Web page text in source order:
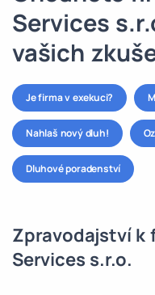
Services
vašich
Je firma v exekuci?
Nahlaš nový dluh!
Dluhové poradenství
Zpravodajství k
Services s.r.o.